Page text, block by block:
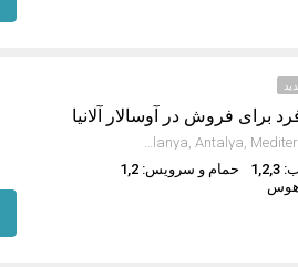
Avsallar, Alanya, Antalya, Mediterranean Region, Turkey
حمام و سرویس: 1,2
هوس